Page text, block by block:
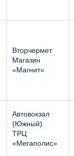
Вторчермет
Магазин
«Магнит»
Автовокзал
(Южный)
ТРЦ
«Мегаполис»